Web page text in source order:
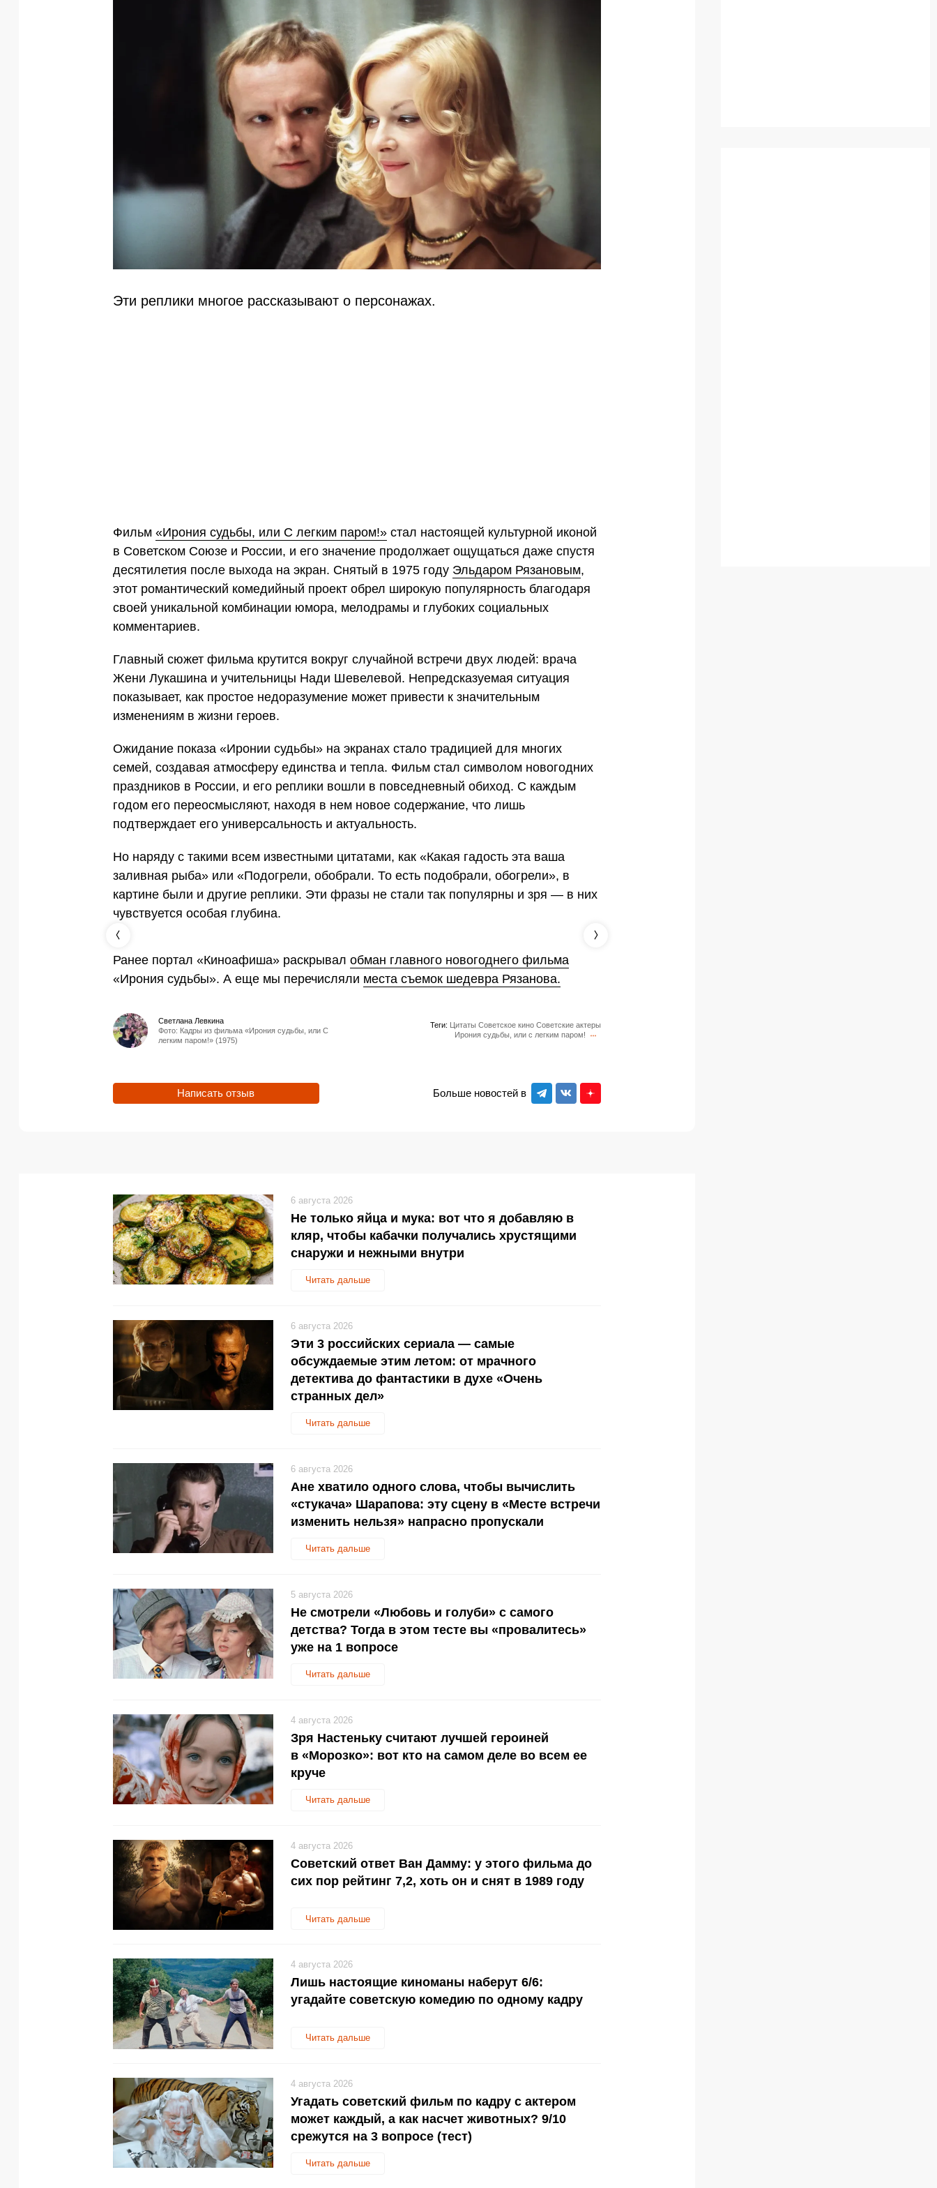
Эти реплики многое рассказывают о персонажах.
Фильм «Ирония судьбы, или С легким паром!» стал настоящей культурной иконой
в Советском Союзе и России, и его значение продолжает ощущаться даже спустя
десятилетия после выхода на экран. Снятый в 1975 году Эльдаром Рязановым,
этот романтический комедийный проект обрел широкую популярность благодаря
своей уникальной комбинации юмора, мелодрамы и глубоких социальных
комментариев.
Главный сюжет фильма крутится вокруг случайной встречи двух людей: врача
Жени Лукашина и учительницы Нади Шевелевой. Непредсказуемая ситуация
показывает, как простое недоразумение может привести к значительным
изменениям в жизни героев.
Ожидание показа «Иронии судьбы» на экранах стало традицией для многих
семей, создавая атмосферу единства и тепла. Фильм стал символом новогодних
праздников в России, и его реплики вошли в повседневный обиход. С каждым
годом его переосмысляют, находя в нем новое содержание, что лишь
подтверждает его универсальность и актуальность.
Но наряду с такими всем известными цитатами, как «Какая гадость эта ваша
заливная рыба» или «Подогрели, обобрали. То есть подобрали, обогрели», в
картине были и другие реплики. Эти фразы не стали так популярны и зря — в них
чувствуется особая глубина.
Ранее портал «Киноафиша» раскрывал обман главного новогоднего фильма
«Ирония судьбы». А еще мы перечисляли места съемок шедевра Рязанова.
Фото: Кадры из фильма «Ирония судьбы, или С
легким паром!» (1975)
Светлана Левкина
Теги: Цитаты Советское кино Советские актеры
Ирония судьбы, или с легким паром!
Больше новостей в
Написать отзыв
Не только яйца и мука: вот что я добавляю в
кляр, чтобы кабачки получались хрустящими
снаружи и нежными внутри
Читать дальше
6 августа 2026
Эти 3 российских сериала — самые
обсуждаемые этим летом: от мрачного
детектива до фантастики в духе «Очень
странных дел»
Читать дальше
6 августа 2026
Ане хватило одного слова, чтобы вычислить
«стукача» Шарапова: эту сцену в «Месте встречи
изменить нельзя» напрасно пропускали
Читать дальше
6 августа 2026
Не смотрели «Любовь и голуби» с самого
детства? Тогда в этом тесте вы «провалитесь»
уже на 1 вопросе
Читать дальше
5 августа 2026
Зря Настеньку считают лучшей героиней
в «Морозко»: вот кто на самом деле во всем ее
круче
Читать дальше
4 августа 2026
Советский ответ Ван Дамму: у этого фильма до
сих пор рейтинг 7,2, хоть он и снят в 1989 году
Читать дальше
4 августа 2026
Лишь настоящие киноманы наберут 6/6:
угадайте советскую комедию по одному кадру
Читать дальше
4 августа 2026
Угадать советский фильм по кадру с актером
может каждый, а как насчет животных? 9/10
срежутся на 3 вопросе (тест)
Читать дальше
4 августа 2026